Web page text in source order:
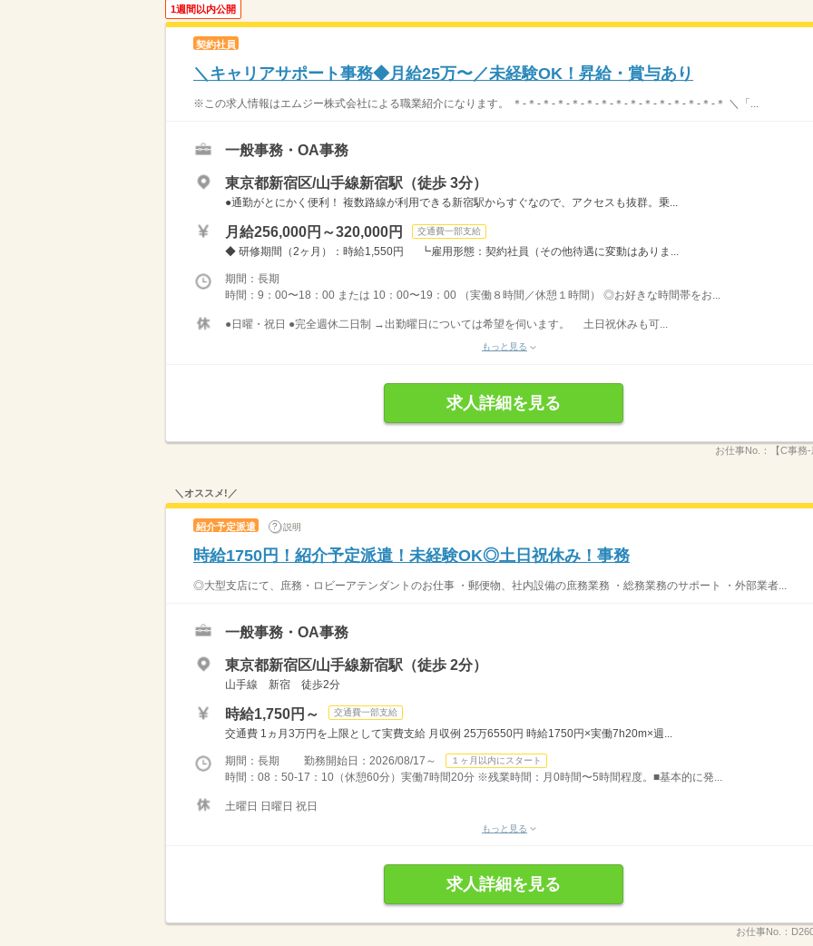
1週間以内公開
契約社員
＼キャリアサポート事務◆月給25万〜／未経験OK！昇給・賞与あり
※この求人情報はエムジー株式会社による職業紹介になります。 ＊-＊-＊-＊-＊-＊-＊-＊-＊-＊-＊-＊-＊-＊-＊ ＼「...
一般事務・OA事務
東京都新宿区/山手線新宿駅（徒歩 3分）
●通勤がとにかく便利！ 複数路線が利用できる新宿駅からすぐなので、アクセスも抜群。乗...
月給256,000円～320,000円 交通費一部支給
◆ 研修期間（2ヶ月）：時給1,550円 ┗雇用形態：契約社員（その他待遇に変動はありま...
期間：長期
時間：9：00〜18：00 または 10：00〜19：00 （実働８時間／休憩１時間） ◎お好きな時間帯をお...
●日曜・祝日 ●完全週休二日制 →出勤曜日については希望を伺います。 土日祝休みも可...
もっと見る
求人詳細を見る
お仕事No.： 【C事務
＼オススメ!／
紹介予定派遣 説明
時給1750円！紹介予定派遣！未経験OK◎土日祝休み！事務
◎大型支店にて、庶務・ロビーアテンダントのお仕事 ・郵便物、社内設備の庶務業務 ・総務業務のサポート ・外部業者...
一般事務・OA事務
東京都新宿区/山手線新宿駅（徒歩 2分）
山手線 新宿 徒歩2分
時給1,750円～ 交通費一部支給
交通費 1ヵ月3万円を上限として実費支給 月収例 25万6550円 時給1750円×実働7h20m×週...
期間：長期 勤務開始日：2026/08/17～ １ヶ月以内にスタート
時間：08：50-17：10（休憩60分）実働7時間20分 ※残業時間：月0時間〜5時間程度。■基本的に発...
土曜日 日曜日 祝日
もっと見る
求人詳細を見る
お仕事No.：